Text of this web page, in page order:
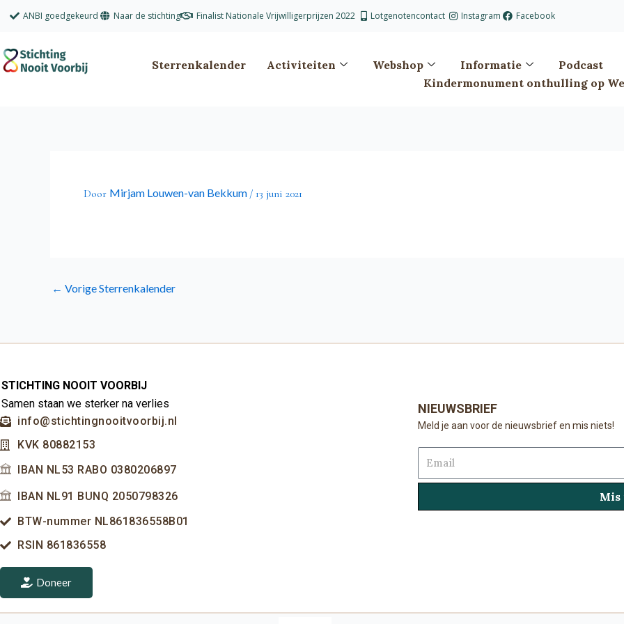
inhoud
ANBI goedgekeurd Naar de stichting Finalist Nationale Vrijwilligerprijzen 2022 Lotgenotencontact Instagram Facebook
Sterrenkalender Activiteiten Webshop Informatie Podcast
Kindermonument onthulling op
Door Mirjam Louwen-van Bekkum / 13 juni 2021
← Vorige Sterrenkalender
STICHTING NOOIT VOORBIJ
Samen staan we sterker na verlies
info@stichtingnooitvoorbij.nl
KVK 80882153
IBAN NL53 RABO 0380206897
IBAN NL91 BUNQ 2050798326
BTW-nummer NL861836558B01
RSIN 861836558
Doneer
NIEUWSBRIEF
Meld je aan voor de nieuwsbrief en mis niets!
Email
Mis